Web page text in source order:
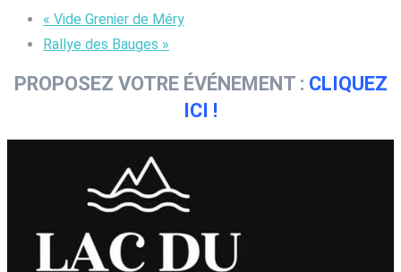
« Vide Grenier de Méry
Rallye des Bauges »
PROPOSEZ VOTRE ÉVÉNEMENT : CLIQUEZ
ICI !